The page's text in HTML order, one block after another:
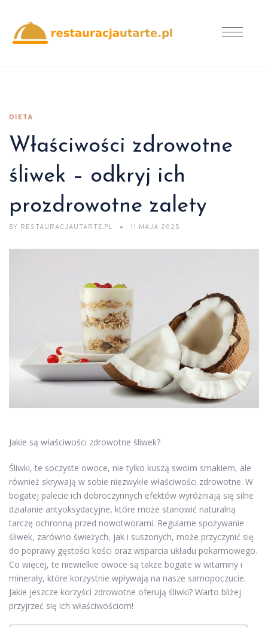
DIETA
Właściwości zdrowotne
śliwek – odkryj ich
prozdrowotne zalety
BY RESTAURACJAUTARTE.PL 11 MAJA 2025
Jakie są właściwości zdrowotne śliwek?
Śliwki, te soczyste owoce, nie tylko kuszą swoim smakiem, ale
również skrywają w sobie niezwykłe właściwości zdrowotne. W
bogatej palecie ich dobroczynnych efektów wyróżniają się silne
działanie antyoksydacyjne, które może stanowić naturalną
tarczę ochronną przed nowotworami. Regularne spożywanie
śliwek, zarówno świeżych, jak i suszonych, może przyczynić się
do poprawy gęstości kości oraz wsparcia układu pokarmowego.
Co więcej, te niewielkie owoce są także bogate w witaminy i
minerały, które korzystnie wpływają na nasze samopoczucie.
Jakie jeszcze korzyści zdrowotne oferują śliwki? Warto bliżej
przyjrzeć się ich właściwościom!